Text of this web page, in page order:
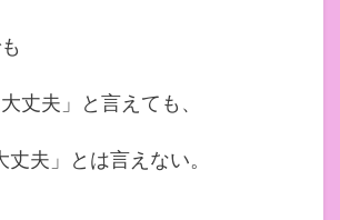
丈夫」と言えても、
丈夫」とは言えない。